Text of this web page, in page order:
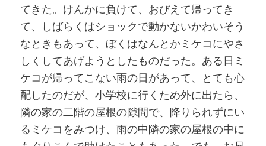
てきた。けんかに負けて、おびえて帰ってき
て、しばらくはショックで動かないかわいそう
なときもあって、ぼくはなんとかミケコにやさ
しくしてあげようとしたものだった。ある日ミ
ケコが帰ってこない雨の日があって、とても心
配したのだが、小学校に行くため外に出たら、
隣の家の二階の屋根の隙間で、降りられずにい
るミケコをみつけ、雨の中隣の家の屋根の中に